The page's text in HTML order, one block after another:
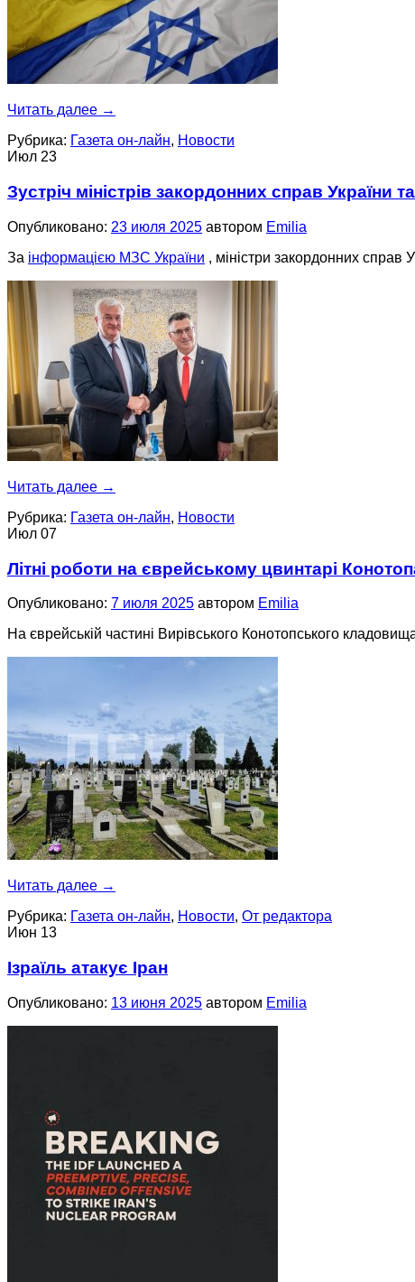
Читать далее →
Рубрика: Газета он-лайн, Новости
Июл 23
Зустріч міністрів закордонних справ України та
Опубликовано: 23 июля 2025 автором Emilia
За інформацією МЗС України , міністри закордонних справ
Читать далее →
Рубрика: Газета он-лайн, Новости
Июл 07
Літні роботи на єврейському цвинтарі
Опубликовано: 7 июля 2025 автором Emilia
На єврейській частині Вирівського Конотопського
Читать далее →
Рубрика: Газета он-лайн, Новости, От редактора
Июн 13
Ізраїль атакує Іран
Опубликовано: 13 июня 2025 автором Emilia